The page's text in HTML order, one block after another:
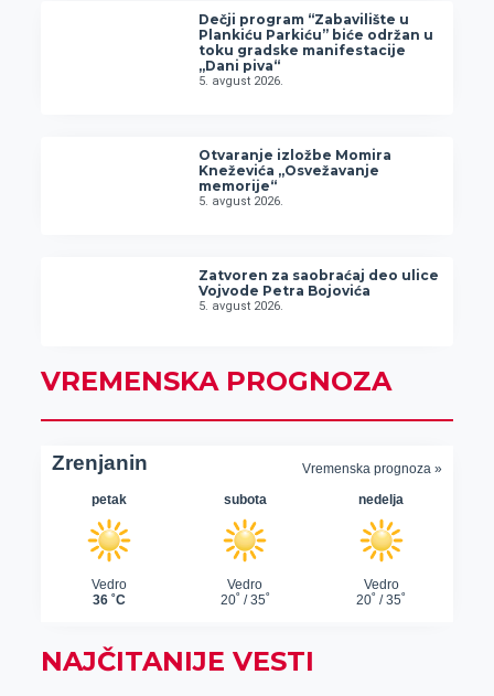
Dečji program “Zabavilište u
Plankiću Parkiću” biće održan u
toku gradske manifestacije
„Dani piva“
5. avgust 2026.
Otvaranje izložbe Momira
Kneževića „Osvežavanje
memorije“
5. avgust 2026.
Zatvoren za saobraćaj deo ulice
Vojvode Petra Bojovića
5. avgust 2026.
VREMENSKA PROGNOZA
NAJČITANIJE VESTI